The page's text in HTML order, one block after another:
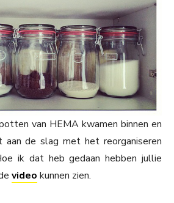
van HEMA kwamen binnen en
aan de slag met het reorganiseren
ik dat heb gedaan hebben jullie
video kunnen zien.